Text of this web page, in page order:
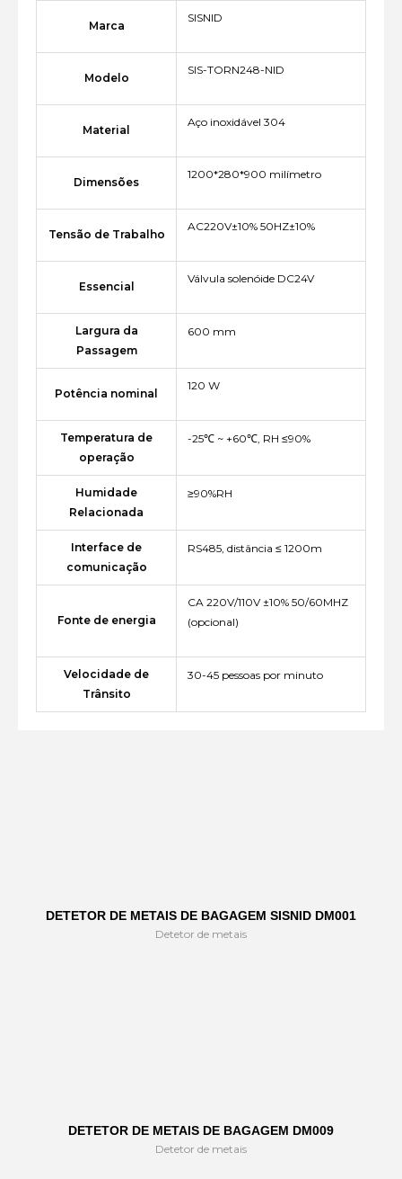
Marca
SISNID
Modelo
SIS-TORN248-NID
Material
Aço inoxidável 304
Dimensões
1200*280*900 milímetro
Tensão de Trabalho
AC220V±10% 50HZ±10%
Essencial
Válvula solenóide DC24V
Largura da
Passagem
600 mm
Potência nominal
120 W
Temperatura de
operação
-25℃ ~ +60℃, RH ≤90%
Humidade
Relacionada
≥90%RH
Interface de
comunicação
RS485, distância ≤ 1200m
Fonte de energia
CA 220V/110V ±10% 50/60MHZ
(opcional)
Velocidade de
Trânsito
30-45 pessoas por minuto
DETETOR DE METAIS DE BAGAGEM SISNID DM001
Detetor de metais
DETETOR DE METAIS DE BAGAGEM DM009
Detetor de metais